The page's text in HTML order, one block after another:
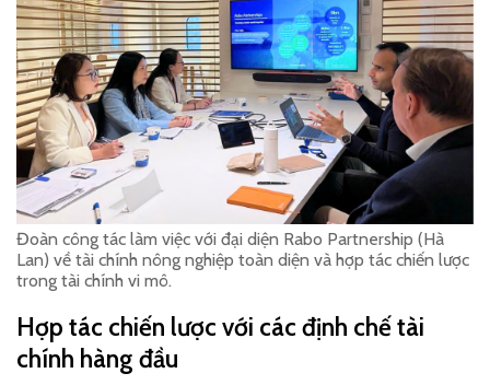
Đoàn công tác làm việc với đại diện Rabo Partnership (Hà
Lan) về tài chính nông nghiệp toàn diện và hợp tác chiến lược
trong tài chính vi mô.
Hợp tác chiến lược với các định chế tài
chính hàng đầu